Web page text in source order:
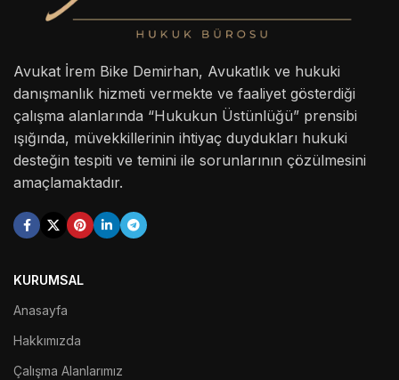
Avukat İrem Bike Demirhan, Avukatlık ve hukuki
danışmanlık hizmeti vermekte ve faaliyet gösterdiği
çalışma alanlarında “Hukukun Üstünlüğü” prensibi
ışığında, müvekkillerinin ihtiyaç duydukları hukuki
desteğin tespiti ve temini ile sorunlarının çözülmesini
amaçlamaktadır.
KURUMSAL
Anasayfa
Hakkımızda
Çalışma Alanlarımız